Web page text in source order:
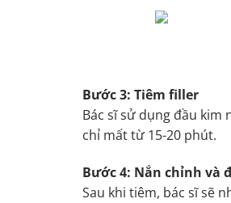
Bước 3: Tiêm filler
Bác sĩ sử dụng đầu
chỉ mất từ 15-20 phút.
Bước 4: Nắn chỉnh và
Sau khi tiêm, bác sĩ sẽ